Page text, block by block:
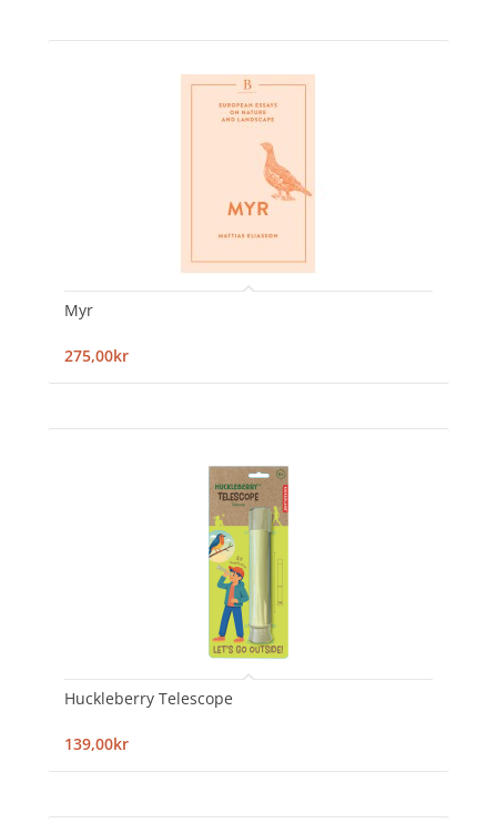
Myr
275,00kr
Huckleberry Telescope
139,00kr